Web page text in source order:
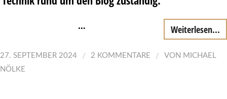
… Weiterlesen...
27. SEPTEMBER 2024 / 2 KOMMENTARE / VON MICHAEL
NÖLKE